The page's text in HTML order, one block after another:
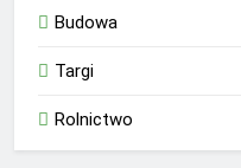
Budowa
Targi
Rolnictwo